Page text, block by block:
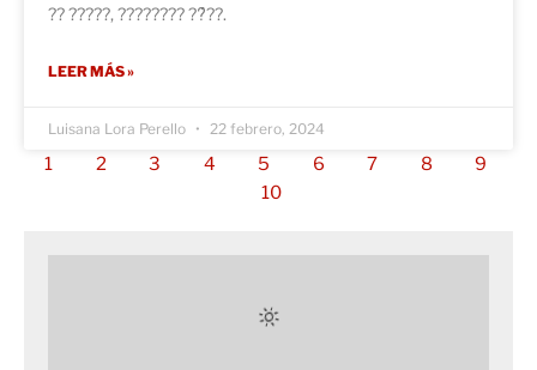
?? ?????, ???????? ??́??.
LEER MÁS »
Luisana Lora Perello 22 febrero, 2024
1 2 3 4 5 6 7 8
9
10